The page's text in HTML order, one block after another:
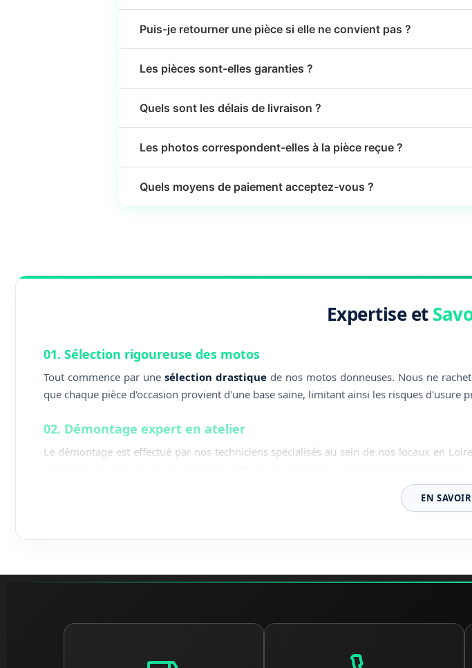
Puis-je retourner une pièce si elle ne convient pas ?
Les pièces sont-elles garanties ?
Quels sont les délais de livraison ?
Les photos correspondent-elles à la pièce reçue ?
Quels moyens de paiement acceptez-vous ?
Expertise et
01. Sélection rigoureuse des motos
Tout commence par unesélection drastique de nos motos donneuses. Nous ne
que chaque pièce d'occasion provient d'une base saine, limitant ainsi les risques d'usure
02. Démontage expert en atelier
Le démontage est effectué par nos techniciens spécialisés au sein de nos locaux en
Ce traitement permet non seulement de vous livrer une pièce propre, mais surtout de
04. Contrôle technique individuel
EN